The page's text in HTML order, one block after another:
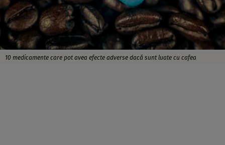
10 medicamente care pot avea efecte adverse dacă sunt luate cu cafea